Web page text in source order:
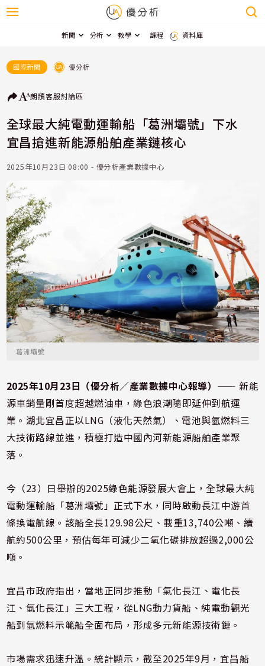
新聞 分析 教學 課程 資料庫
國際新聞 優分析
朗讀客服討論區
全球最大純電動運輸船「葛洲壩號」下水
宜昌搶進新能源船舶產業鏈核心
2025年10月23日 08:00 - 優分析產業數據中心
葛洲壩號
2025年10月23日（優分析／產業數據中心報導） ⸺ 新能
源車銷量剛首度超越燃油車，綠色浪潮隨即延伸到航運
業。湖北宜昌正以LNG（液化天然氣）、電池與氫燃料三
大技術路線並進，積極打造中國內河新能源船舶產業聚
落。
今（23）日舉辦的2025綠色能源發展大會上，全球最大純
電動運輸船「葛洲壩號」正式下水，同時啟動長江中游首
條換電航線。該船全長129.98公尺、載重13,740公噸、續
航約500公里，預估每年可減少二氧化碳排放超過2,000公
噸。
宜昌市政府指出，當地正同步推動「氣化長江、電化長
江、氫化長江」三大工程，從LNG動力貨船、純電動觀光
船到氫燃料示範船全面布局，形成多元新能源技術鏈。
市場需求迅速升溫。統計顯示，截至2025年9月，宜昌船